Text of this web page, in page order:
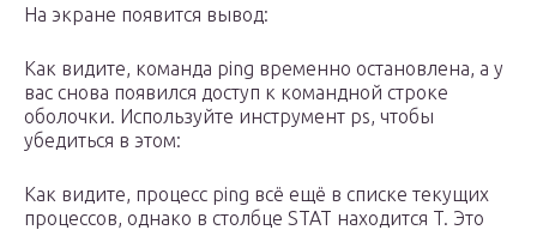
На экране появится вывод:
Как видите, команда ping временно остановлена, а у
вас снова появился доступ к командной строке
оболочки. Используйте инструмент ps, чтобы
убедиться в этом:
Как видите, процесс ping всё ещё в списке текущих
процессов, однако в столбце STAT находится T. Это